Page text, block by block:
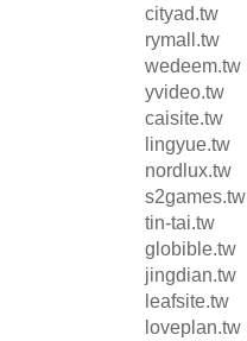
cityad.tw
rymall.tw
wedeem.tw
yvideo.tw
caisite.tw
lingyue.tw
nordlux.tw
s2games.tw
tin-tai.tw
globible.tw
jingdian.tw
leafsite.tw
loveplan.tw